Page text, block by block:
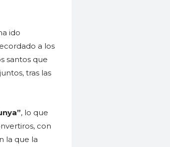
ido
a los
santos que
tras las
, lo que
con
la que la